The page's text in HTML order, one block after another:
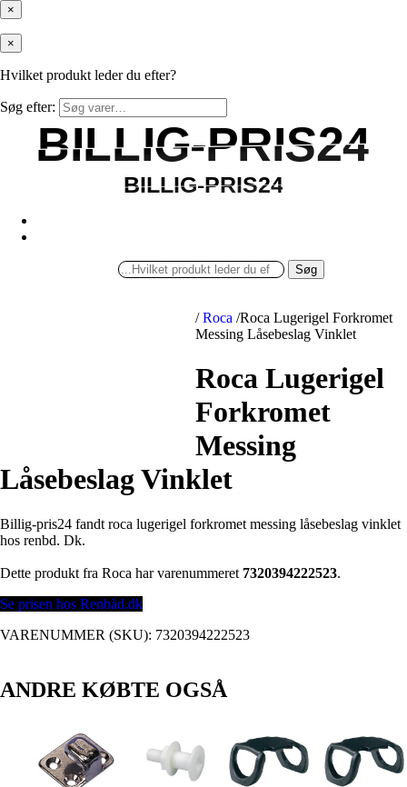
×
×
Hvilket produkt leder du efter?
Søg efter:
BILLIG-PRIS24
BILLIG-PRIS24
BILLIG-PRIS24
BILLIG-PRIS24
Søg
/ Roca /Roca Lugerigel Forkromet
Messing Låsebeslag Vinklet
Roca Lugerigel
Forkromet
Messing
Låsebeslag Vinklet
Billig-pris24 fandt roca lugerigel forkromet messing låsebeslag vinklet
hos renbd. Dk.
Dette produkt fra Roca har varenummeret 7320394222523.
Se prisen hos Renbåd.dk
VARENUMMER (SKU): 7320394222523
ANDRE KØBTE OGSÅ